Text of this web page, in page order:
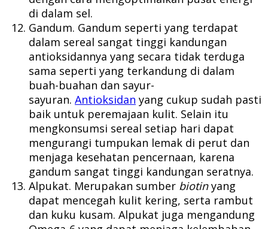
di dalam sel.
Gandum. Gandum seperti yang terdapat
dalam sereal sangat tinggi kandungan
antioksidannya yang secara tidak terduga
sama seperti yang terkandung di dalam
buah-buahan dan sayur-
sayuran. Antioksidan yang cukup sudah pasti
baik untuk peremajaan kulit. Selain itu
mengkonsumsi sereal setiap hari dapat
mengurangi tumpukan lemak di perut dan
menjaga kesehatan pencernaan, karena
gandum sangat tinggi kandungan seratnya.
Alpukat. Merupakan sumber biotinyang
dapat mencegah kulit kering, serta rambut
dan kuku kusam. Alpukat juga mengandung